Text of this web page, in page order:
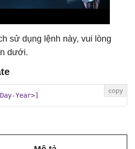
sử dụng lệnh này, vui lòng
dưới.
Year>]